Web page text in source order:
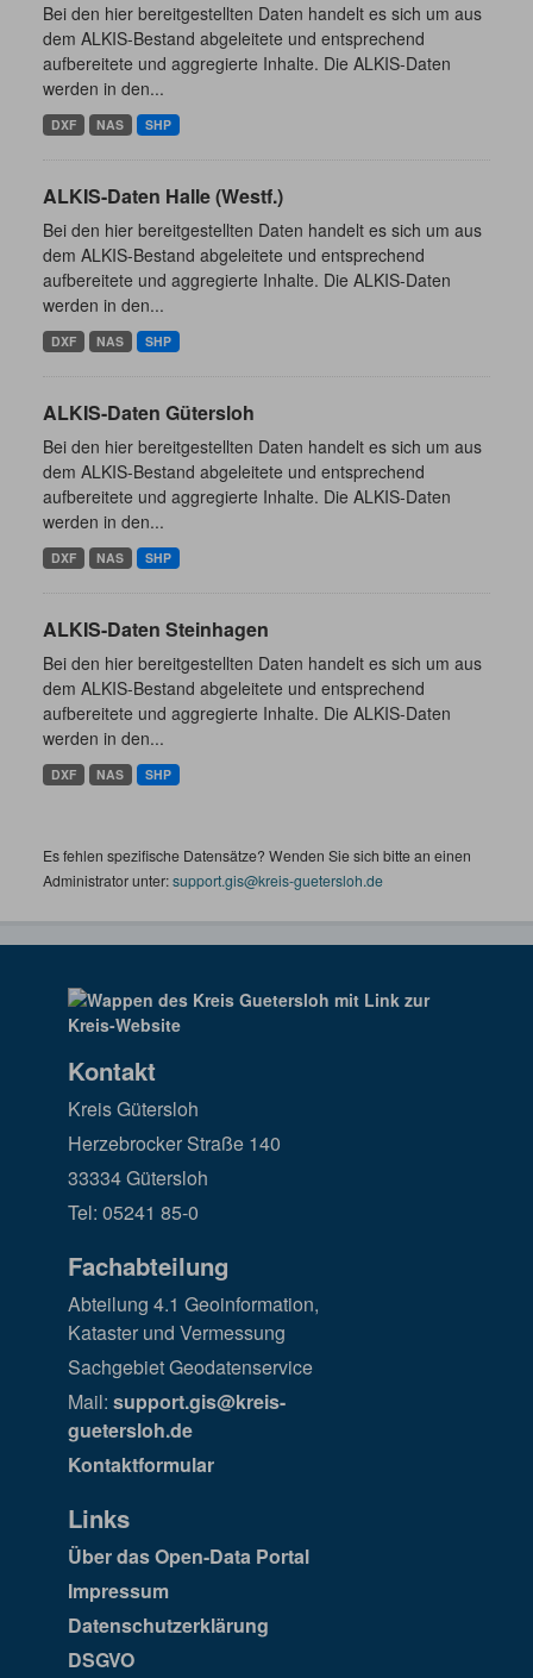
Bei den hier bereitgestellten Daten handelt es sich um aus
dem ALKIS-Bestand abgeleitete und entsprechend
aufbereitete und aggregierte Inhalte. Die ALKIS-Daten
werden in den...
DXF NAS SHP
ALKIS-Daten Halle (Westf.)
Bei den hier bereitgestellten Daten handelt es sich um aus
dem ALKIS-Bestand abgeleitete und entsprechend
aufbereitete und aggregierte Inhalte. Die ALKIS-Daten
werden in den...
DXF NAS SHP
ALKIS-Daten Gütersloh
Bei den hier bereitgestellten Daten handelt es sich um aus
dem ALKIS-Bestand abgeleitete und entsprechend
aufbereitete und aggregierte Inhalte. Die ALKIS-Daten
werden in den...
DXF NAS SHP
ALKIS-Daten Steinhagen
Bei den hier bereitgestellten Daten handelt es sich um aus
dem ALKIS-Bestand abgeleitete und entsprechend
aufbereitete und aggregierte Inhalte. Die ALKIS-Daten
werden in den...
DXF NAS SHP
Es fehlen spezifische Datensätze? Wenden Sie sich bitte an einen
Administrator unter:support.gis@kreis-guetersloh.de
Kontakt
Kreis Gütersloh
Herzebrocker Straße 140
33334 Gütersloh
Tel: 05241 85-0
Fachabteilung
Abteilung 4.1 Geoinformation,
Kataster und Vermessung
Sachgebiet Geodatenservice
Mail: support.gis@kreis-
guetersloh.de
Kontaktformular
Links
Über das Open-Data Portal
Impressum
Datenschutzerklärung
DSGVO